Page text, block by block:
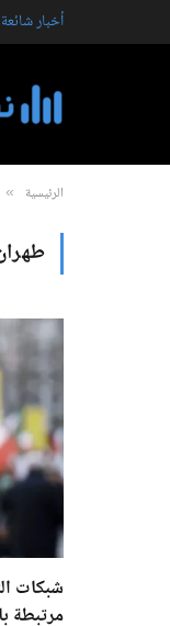
أخبار شائعة
الرئيسية »
شبكات
مرتبطة